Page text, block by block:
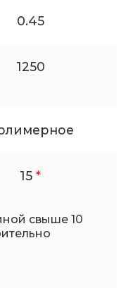
0.45
1250
15 *
свыше 10